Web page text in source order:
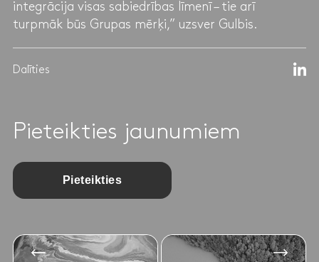
integrācija visas sabiedrības līmenī – tie arī
turpmāk būs Grupas mērķi,” uzsver Gulbis.
Dalīties
Pieteikties jaunumiem
Pieteikties